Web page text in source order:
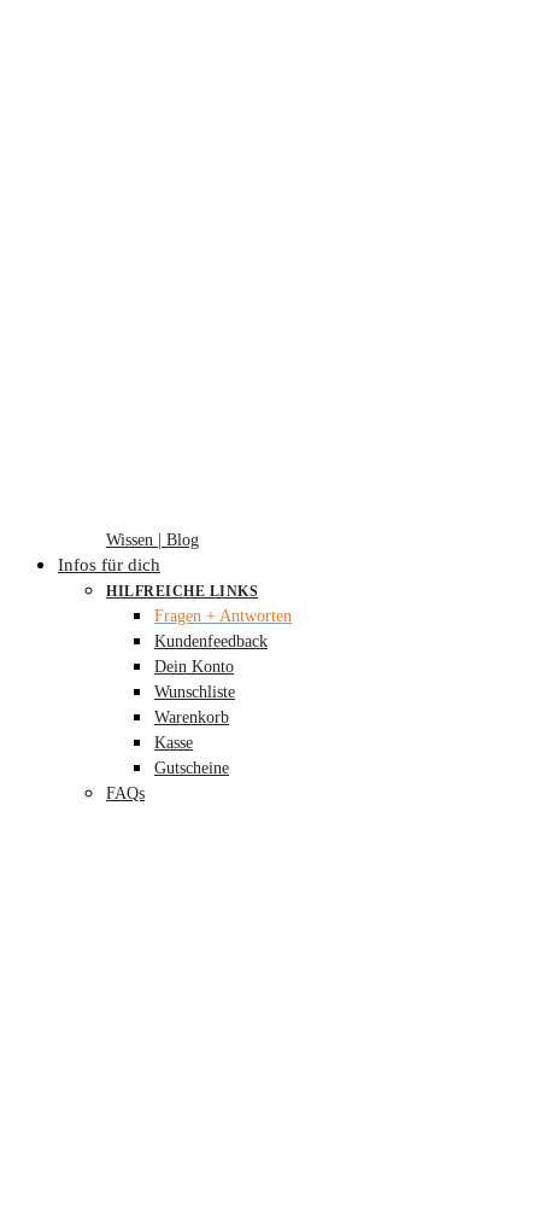
Wissen | Blog
Infos für dich
HILFREICHE LINKS
Fragen + Antworten
Kundenfeedback
Dein Konto
Wunschliste
Warenkorb
Kasse
Gutscheine
FAQs